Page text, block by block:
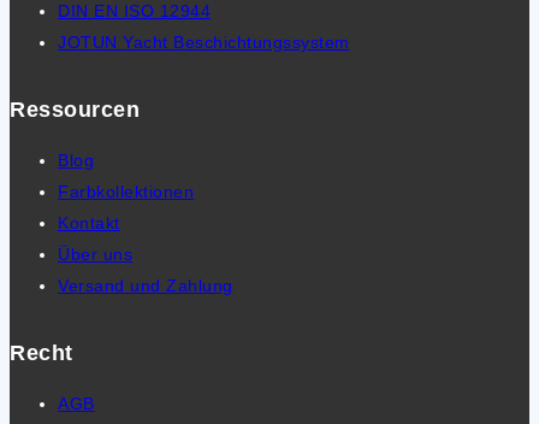
DIN EN ISO 12944
JOTUN Yacht Beschichtungssystem
Ressourcen
Blog
Farbkollektionen
Kontakt
Über uns
Versand und Zahlung
Recht
AGB